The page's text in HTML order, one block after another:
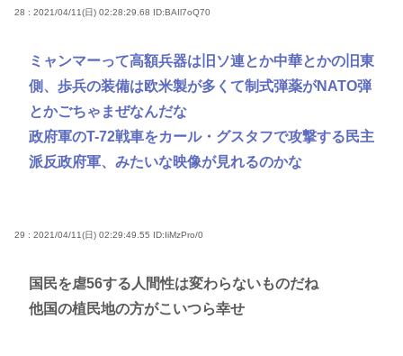
28 : 2021/04/11(日) 02:28:29.68 ID:BAIl7oQ70
ミャンマーって高額兵器は旧ソ連とか中華とかの旧東
側、歩兵の装備は欧米製が多くて制式弾薬がNATO弾
とかごちゃまぜなんだな
政府軍のT-72戦車をカール・グスタフで攻撃する民主
派反政府軍、みたいな映像が見れるのかな
29 : 2021/04/11(日) 02:29:49.55 ID:IiMzPro/0
国民を虐56する人間性は変わらないものだね
他国の植民地の方がこいつら幸せ